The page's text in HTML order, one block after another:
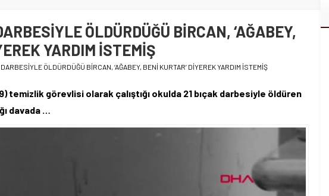
ÖLDÜRDÜĞÜ BİRCAN, ‘AĞABEY,
YARDIM İSTEMİŞ
ÖLDÜRDÜĞÜ BİRCAN, ‘AĞABEY, BENİ KURTAR’ DİYEREK YARDIM İSTEMİŞ
temizlik görevlisi olarak çalıştığı okulda 21 bıçak darbesiyle öldüren
davada …